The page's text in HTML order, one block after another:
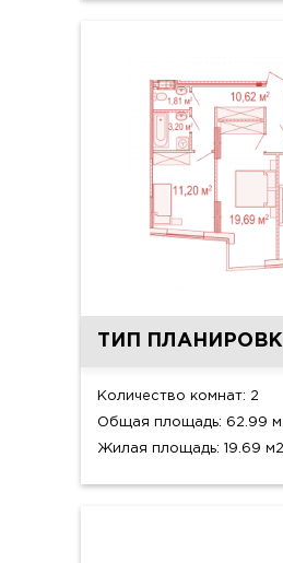
ТИП
Количество комнат: 2
Общая площадь: 62.99
Жилая площадь: 19.69 м2